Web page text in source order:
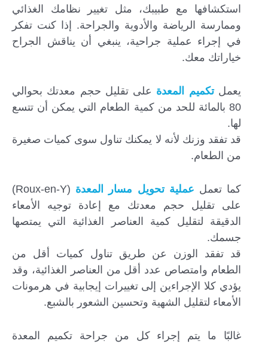
استكشافها مع طبيبك، مثل تغيير نظامك الغذائي
وممارسة الرياضة والأدوية والجراحة. إذا كنت تفكر
في إجراء عملية جراحية، ينبغي أن يناقش الجراح
خياراتك معك.
يعملتكميم المعدة على تقليل حجم معدتك بحوالي
80 بالمائة للحد من كمية الطعام التي يمكن أن تتسع
لها.
قد تفقد وزنك لأنه لا يمكنك تناول سوى كميات صغيرة
من الطعام.
كما تعمل عملية تحويل مسار المعدة
(Roux-en-Y)
على تقليل حجم معدتك مع إعادة توجيه الأمعاء
الدقيقة لتقليل كمية العناصر الغذائية التي يمتصها
جسمك.
قد تفقد الوزن عن طريق تناول كميات أقل من
الطعام وامتصاص عدد أقل من العناصر الغذائية، وقد
يؤدي كلا الإجراءين إلى تغييرات إيجابية في هرمونات
الأمعاء لتقليل الشهية وتحسين الشعور بالشبع.
غالبًا ما يتم إجراء كل من جراحة تكميم المعدة